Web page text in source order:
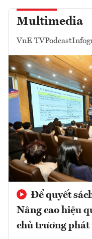
Multimedia
VnE TVPodcast
Để quyết
Nâng cao hiệu
chủ trương